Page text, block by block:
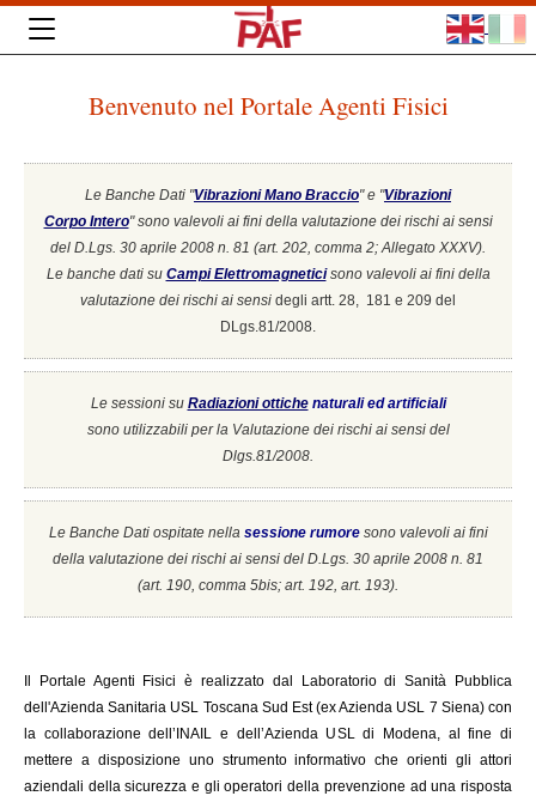
Benvenuto nel Portale Agenti Fisici
Le Banche Dati "Vibrazioni Mano Braccio" e "Vibrazioni
Corpo Intero"sono valevoli ai fini della valutazione dei rischi ai sensi
del D.Lgs. 30 aprile 2008 n. 81 (art. 202, comma 2; Allegato XXXV).
Le banche dati su Campi Elettromagneticisono valevoli ai fini della
valutazione dei rischi ai sensi degli artt. 28, 181 e 209 del
DLgs.81/2008.
Le sessioni su Radiazioni ottiche naturali ed artificiali
sono utilizzabili per la Valutazione dei rischi ai sensi del
Dlgs.81/2008.
Le Banche Dati ospitate nella sessione rumore sono valevoli ai fini
della valutazione dei rischi ai sensi del D.Lgs. 30 aprile 2008 n. 81
(art. 190, comma 5bis; art. 192, art. 193).
Portale Agenti Fisici è realizzato dal Laboratorio di Sanità Pubblica
dell'Azienda Sanitaria USL Toscana Sud Est (ex Azienda USL 7 Siena) con
la collaborazione dell’INAIL e dell’Azienda USL di Modena, al fine di
mettere a disposizione uno strumento informativo che orienti gli attori
aziendali della sicurezza e gli operatori della prevenzione ad una risposta